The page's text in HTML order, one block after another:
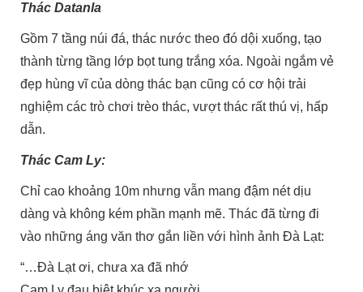
Thác Datanla
Gồm 7 tầng núi đá, thác nước theo đó dội xuống, tạo
thành từng tầng lớp bọt tung trắng xóa. Ngoài ngắm vẻ
đẹp hùng vĩ của dòng thác bạn cũng có cơ hội trải
nghiệm các trò chơi trèo thác, vượt thác rất thú vị, hấp
dẫn.
Thác Cam Ly:
Chỉ cao khoảng 10m nhưng vẫn mang đậm nét dịu
dàng và không kém phần mạnh mẽ. Thác đã từng đi
vào những áng văn thơ gắn liền với hình ảnh Đà Lạt:
“…Đà Lạt ơi, chưa xa đã nhớ